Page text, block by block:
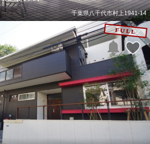
千葉県八千代市村上1941-14